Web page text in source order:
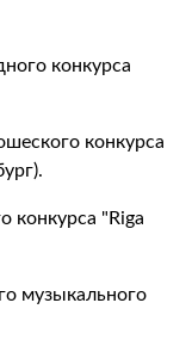
конкурса
конкурса
конкурса "Riga
музыкального